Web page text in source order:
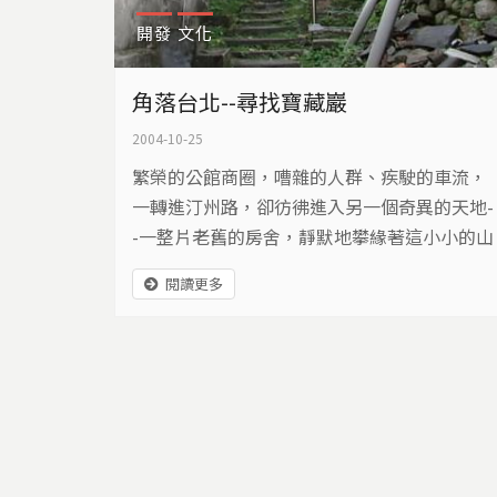
開發 文化
角落台北--尋找寶藏巖
2004-10-25
繁榮的公館商圈，嘈雜的人群、疾駛的車流，
一轉進汀州路，卻彷彿進入另一個奇異的天地-
-一整片老舊的房舍，靜默地攀緣著這小小的山
坡。這裡是台北市最後一塊違建聚落，是怎樣
的因緣際會，讓這片違建聚落被保存下來，甚
閱讀更多